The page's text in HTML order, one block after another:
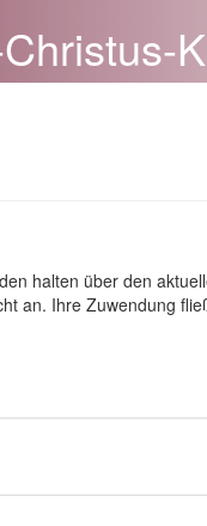
halten über den
an. Ihre Zuwendung